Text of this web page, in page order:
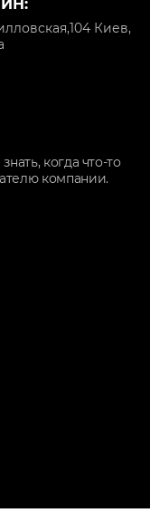
Киев,
когда что-то
компании.